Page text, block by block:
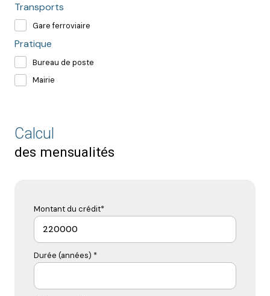
Transports
Gare ferroviaire
Pratique
Bureau de poste
Mairie
Calcul
des mensualités
Montant du crédit*
Durée (années) *